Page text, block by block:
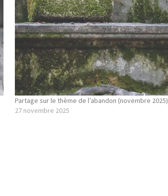
Partage sur le thème de l’abandon (novembre 2025)
27 novembre 2025